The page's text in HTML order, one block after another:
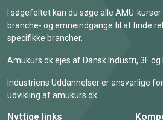
I søgefeltet kan du søge alle AMU-
branche- og emneindgange til at finde
specifikke brancher.
Amukurs.dk ejes af Dansk Industri, 3F og
Industriens Uddannelser er ansvarlige
udvikling af amukurs.dk.
Nyttige links